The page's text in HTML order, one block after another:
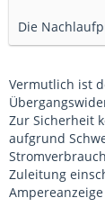
Die
Vermutlich ist
Zur Sicherheit
aufgrund
Zuleitung